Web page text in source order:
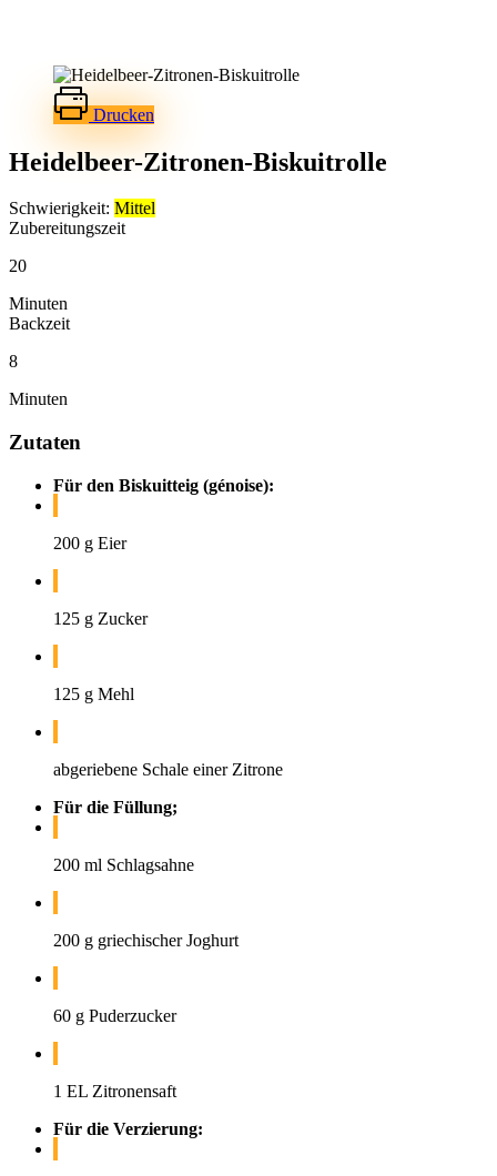
Drucken
Heidelbeer-Zitronen-Biskuitrolle
Schwierigkeit: Mittel
Zubereitungszeit
20
Minuten
Backzeit
8
Minuten
Zutaten
Für den Biskuitteig (génoise):
200 g Eier
125 g Zucker
125 g Mehl
abgeriebene Schale einer Zitrone
Für die Füllung;
200 ml Schlagsahne
200 g griechischer Joghurt
60 g Puderzucker
1 EL Zitronensaft
Für die Verzierung: